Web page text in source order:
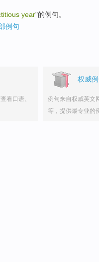
year"的例句。
例句
看口语、
权威
例句来自权威英文
等，提供最专业的